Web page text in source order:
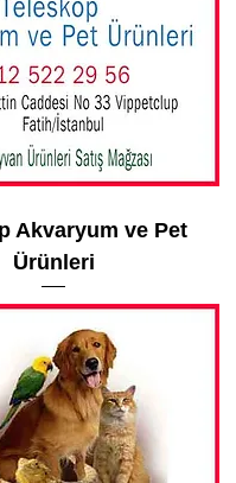
Akvaryum ve Pet
Ürünleri